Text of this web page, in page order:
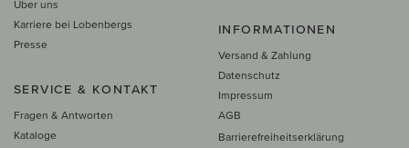
Über uns
Karriere bei Lobenbergs
Presse
SERVICE & KONTAKT
Fragen & Antworten
Kataloge
INFORMATIONEN
Versand & Zahlung
Datenschutz
Impressum
AGB
Barrierefreiheitserklärung